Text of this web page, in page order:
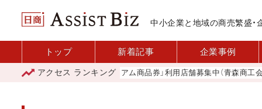
中小企業と地域の商売繁盛・
トップ 新着記事 企業事例
アクセス ランキング
「青森市プレミアム商品券」利用店舗募集中（青森商工会議所）